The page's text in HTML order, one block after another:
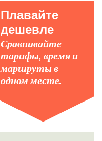
Плавайте
дешевле
Сравнивайте
тарифы, время и
маршруты в
одном месте.